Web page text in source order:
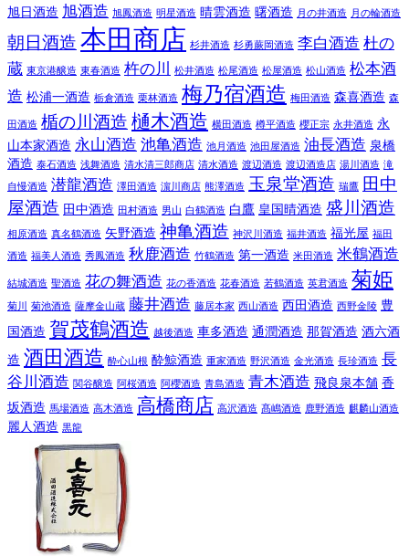
旭日酒造 旭酒造 旭鳳酒造 明星酒造 晴雲酒造 曙酒造 月の井酒造 月の輪酒造
朝日酒造 本田商店 杉井酒造 杉勇蕨岡酒造 李白酒造 杜の
蔵 東京港醸造 東春酒造 杵の川 松井酒造 松尾酒造 松屋酒造 松山酒造 松本酒
造 松浦一酒造 栃倉酒造 栗林酒造 梅乃宿酒造 梅田酒造 森喜酒造 森
田酒造 楯の川酒造 樋木酒造 横田酒造 樽平酒造 櫻正宗 永井酒造 永
山本家酒造 永山酒造 池亀酒造 池月酒造 池田屋酒造 油長酒造 泉橋
酒造 泰石酒造 浅舞酒造 清水清三郎商店 清水酒造 渡辺酒造 渡辺酒造店 湯川酒造 滝
自慢酒造 潜龍酒造 澤田酒造 濵川商店 熊澤酒造 玉泉堂酒造 瑞鷹
田中
屋酒造 田中酒造 田村酒造 男山 白鶴酒造 白鷹 皇国晴酒造 盛川酒造
相原酒造 真名鶴酒造 矢野酒造 神亀酒造 神沢川酒造 福井酒造 福光屋 福田
酒造 福美人酒造 秀鳳酒造 秋鹿酒造 竹鶴酒造 第一酒造 米田酒造 米鶴酒造
結城酒造 聖酒造 花の舞酒造 花の香酒造 花春酒造 若鶴酒造 英君酒造 菊姫
菊川 菊池酒造 薩摩金山蔵 藤井酒造 藤居本家 西山酒造 西田酒造 西野金陵 豊
国酒造 賀茂鶴酒造 越後酒造 車多酒造 通潤酒造 那賀酒造 酒六酒
造 酒田酒造 酔心山根 酔鯨酒造 重家酒造 野沢酒造 金光酒造 長珍酒造 長
谷川酒造 関谷醸造 阿桜酒造 阿櫻酒造 青島酒造 青木酒造 飛良泉本舗 香
坂酒造 馬場酒造 高木酒造 高橋商店 高沢酒造 髙嶋酒造 鹿野酒造 麒麟山酒造
麗人酒造 黒龍